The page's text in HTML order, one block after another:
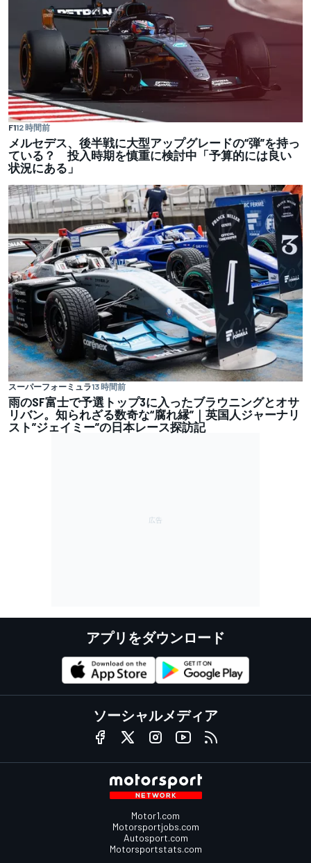
F112 時間前
メルセデス、後半戦に大型アップグレードの“弾”を持っ
ている？ 投入時期を慎重に検討中「予算的には良い
状況にある」
スーパーフォーミュラ13 時間前
雨のSF富士で予選トップ3に入ったブラウニングとオサ
リバン。知られざる数奇な“腐れ縁”｜英国人ジャーナリ
スト”ジェイミー”の日本レース探訪記
アプリをダウンロード
ソーシャルメディア
Motor1.com
Motorsportjobs.com
Autosport.com
Motorsportstats.com